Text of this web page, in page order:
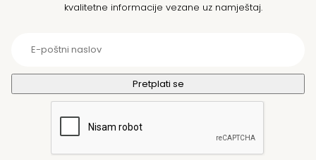
kvalitetne informacije vezane uz namještaj.